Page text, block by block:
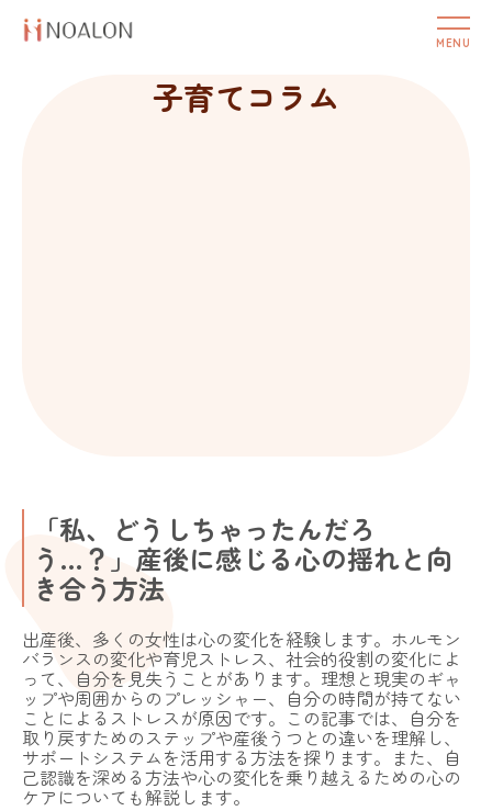
子育てコラム
「私、どうしちゃったんだろ
う…？」産後に感じる心の揺れと向
き合う方法
出産後、多くの女性は心の変化を経験します。ホルモン
バランスの変化や育児ストレス、社会的役割の変化によ
って、自分を見失うことがあります。理想と現実のギャ
ップや周囲からのプレッシャー、自分の時間が持てない
ことによるストレスが原因です。この記事では、自分を
取り戻すためのステップや産後うつとの違いを理解し、
サポートシステムを活用する方法を探ります。また、自
己認識を深める方法や心の変化を乗り越えるための心の
ケアについても解説します。